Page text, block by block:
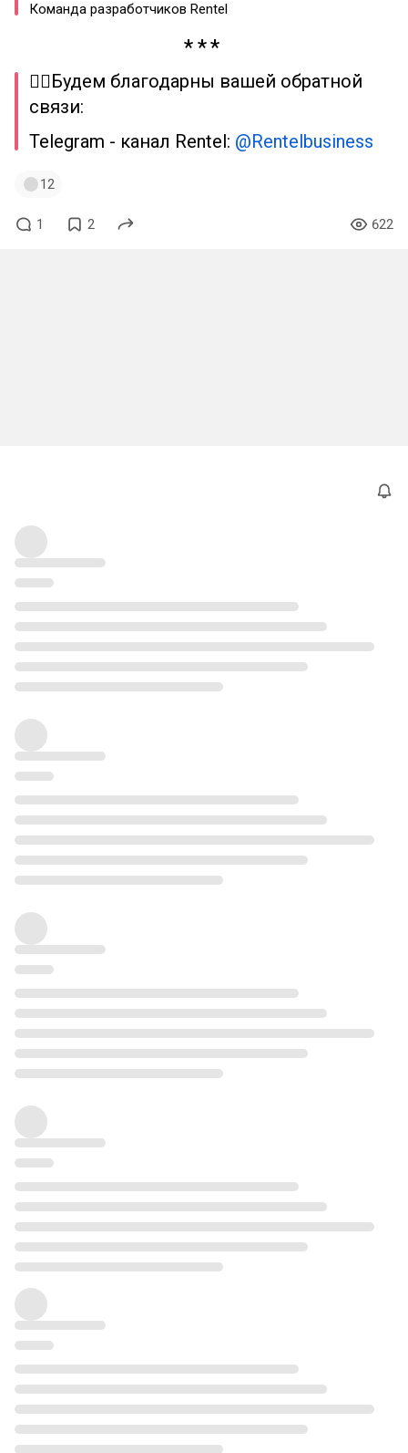
Команда разработчиков Rentel
✋🏻Будем благодарны вашей обратной
связи:
Telegram - канал Rentel: @Rentelbusiness
12
1 2 622